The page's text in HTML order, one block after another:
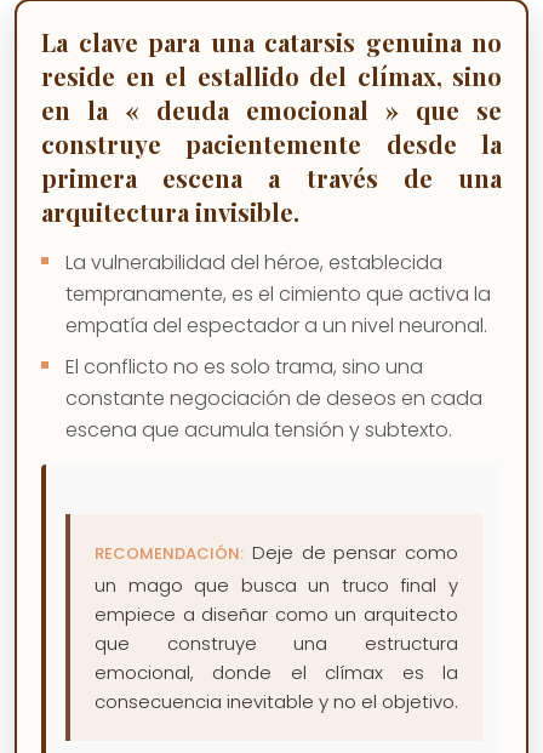
La clave para una catarsis genuina no
reside en el estallido del clímax, sino
en la « deuda emocional » que se
construye pacientemente desde la
primera escena a través de una
arquitectura invisible.
La vulnerabilidad del héroe, establecida
tempranamente, es el cimiento que activa la
empatía del espectador a un nivel neuronal.
El conflicto no es solo trama, sino una
constante negociación de deseos en cada
escena que acumula tensión y subtexto.
RECOMENDACIÓN: Deje de pensar como
un mago que busca un truco final y
empiece a diseñar como un arquitecto
que construye una estructura
emocional, donde el clímax es la
consecuencia inevitable y no el objetivo.